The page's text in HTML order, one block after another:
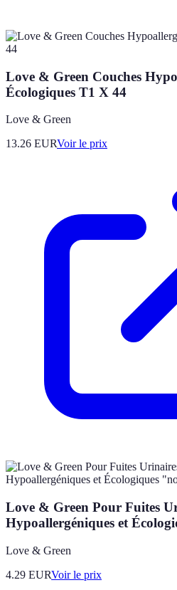
Love & Green Couches
Écologiques T1 X 44
Love & Green
13.26 EURVoir le prix
Love & Green Pour Fuites
Hypoallergéniques et
Love & Green
4.29 EURVoir le prix